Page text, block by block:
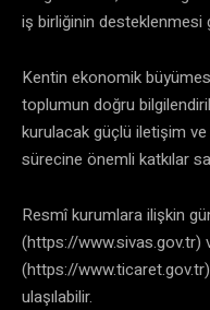
iş birliğinin desteklenmesi
Kentin ekonomik
toplumun doğru
kurulacak güçlü iletişim ve
sürecine önemli katkılar
Resmî kurumlara ilişkin
(https://www.sivas.gov.tr)
(https://
ulaşılabilir.